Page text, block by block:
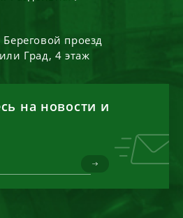
Береговой проезд
Град, 4 этаж
на новости и